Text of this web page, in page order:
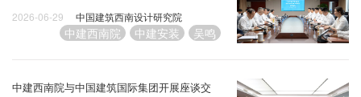
2026-06-29 中国建筑西南设计研究院
中建西南院 中建安装 吴鸣
中建西南院与中国建筑国际集团开展座谈交